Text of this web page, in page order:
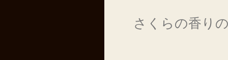
さくらの香り